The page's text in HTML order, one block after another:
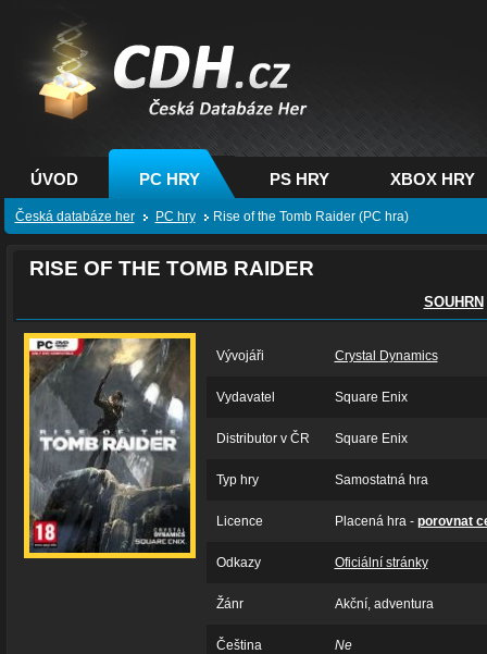
CDH.cz - hry na PC,
PS, XBOX - Česká
databáze her
ÚVOD PC HRY PS HRY XBOX HRY
Česká databáze her PC hry Rise of the Tomb Raider (PC hra)
RISE OF THE TOMB RAIDER
SOUHRN
Vývojáři Crystal Dynamics
Vydavatel Square Enix
Distributor v ČR Square Enix
Typ hry Samostatná hra
Licence Placená hra - porovnat
Odkazy Oficiální stránky
Žánr Akční, adventura
Čeština Ne